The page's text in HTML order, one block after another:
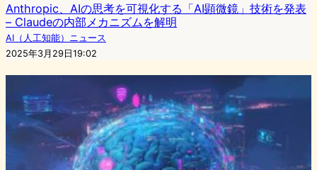
Anthropic、AIの思考を可視化する「AI顕微鏡」技術を発表
– Claudeの内部メカニズムを解明
AI（人工知能）ニュース
2025年3月29日19:02